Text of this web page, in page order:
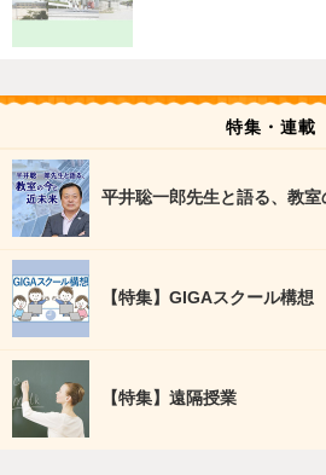
特集・連載
平井聡一郎先生と語る、教
【特集】GIGAスクール構想
【特集】遠隔授業